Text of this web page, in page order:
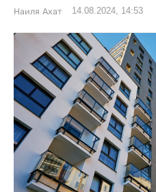
Наиля Ахат 14.08.2024, 14:53